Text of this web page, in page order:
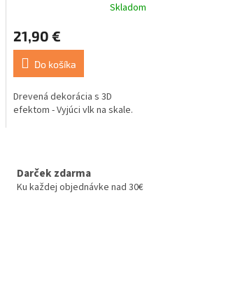
Skladom
21,90 €
Do košíka
Drevená dekorácia s 3D
efektom - Vyjúci vlk na skale.
Darček zdarma
Ku každej objednávke nad 30€